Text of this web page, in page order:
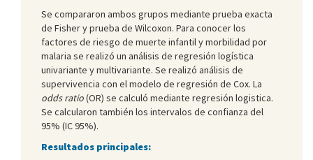
Se compararon ambos grupos mediante prueba exacta
de Fisher y prueba de Wilcoxon. Para conocer los
factores de riesgo de muerte infantil y morbilidad por
malaria se realizó un análisis de regresión logística
univariante y multivariante. Se realizó análisis de
supervivencia con el modelo de regresión de Cox. La
odds ratio(OR) se calculó mediante regresión logistica.
Se calcularon también los intervalos de confianza del
95% (IC 95%).
Resultados principales: